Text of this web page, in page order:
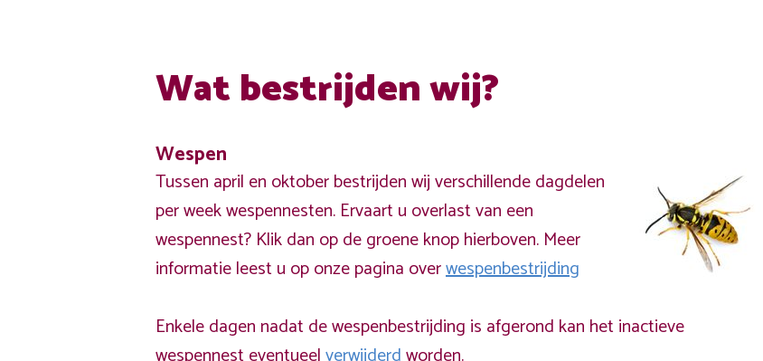
Wat bestrijden wij?
Wespen
Tussen april en oktober bestrijden wij verschillende dagdelen
per week wespennesten. Ervaart u overlast van een
wespennest? Klik dan op de groene knop hierboven. Meer
informatie leest u op onze pagina overwespenbestrijding
Enkele dagen nadat de wespenbestrijding is afgerond kan het inactieve